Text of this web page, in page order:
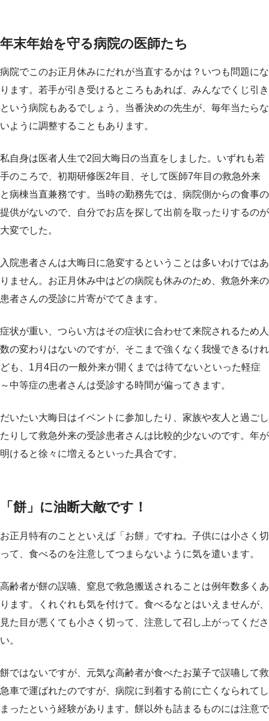
年末年始を守る病院の医師たち
病院でこのお正月休みにだれが当直するかは？いつも問題にな
ります。若手が引き受けるところもあれば、みんなでくじ引き
という病院もあるでしょう。当番決めの先生が、毎年当たらな
いように調整することもあります。
私自身は医者人生で2回大晦日の当直をしました。いずれも若
手のころで、初期研修医2年目、そして医師7年目の救急外来
と病棟当直兼務です。当時の勤務先では、病院側からの食事の
提供がないので、自分でお店を探して出前を取ったりするのが
大変でした。
入院患者さんは大晦日に急変するということは多いわけではあ
りません。お正月休み中はどの病院も休みのため、救急外来の
患者さんの受診に片寄がでてきます。
症状が重い、つらい方はその症状に合わせて来院されるため人
数の変わりはないのですが、そこまで強くなく我慢できるけれ
ども、1月4日の一般外来が開くまでは待てないといった軽症
～中等症の患者さんは受診する時間が偏ってきます。
だいたい大晦日はイベントに参加したり、家族や友人と過ごし
たりして救急外来の受診患者さんは比較的少ないのです。年が
明けると徐々に増えるといった具合です。
「餅」に油断大敵です！
お正月特有のことといえば「お餅」ですね。子供には小さく切
って、食べるのを注意してつまらないように気を遣います。
高齢者が餅の誤嚥、窒息で救急搬送されることは例年数多くあ
ります。くれぐれも気を付けて。食べるなとはいえませんが、
見た目が悪くても小さく切って、注意して召し上がってくださ
い。
餅ではないですが、元気な高齢者が食べたお菓子で誤嚥して救
急車で運ばれたのですが、病院に到着する前に亡くなられてし
まったという経験があります。餅以外も詰まるものには注意で